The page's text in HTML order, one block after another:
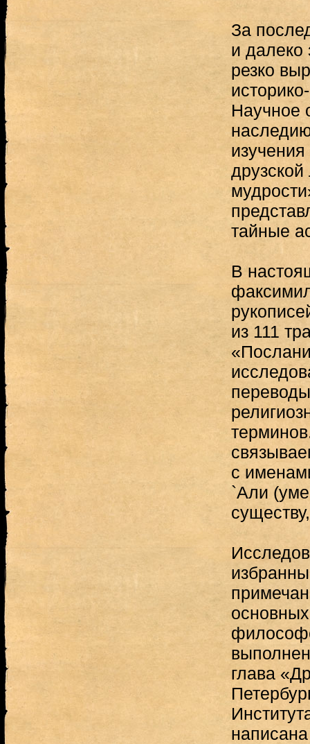
За
и
резко
Научное
тайные
В
из 111
с
`Али
глава